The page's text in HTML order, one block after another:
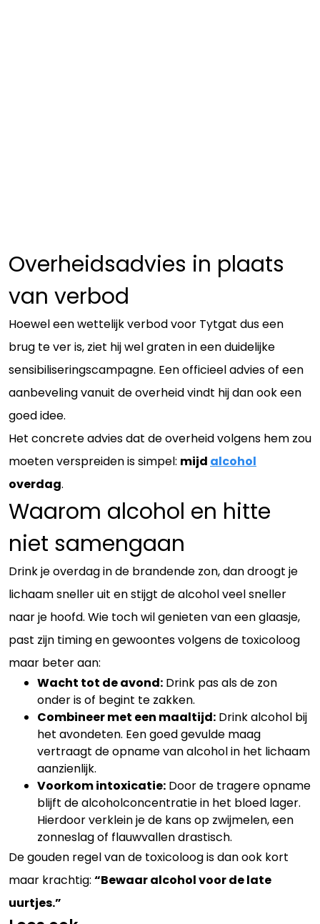
Overheidsadvies in plaats
van verbod
Hoewel een wettelijk verbod voor Tytgat dus een
brug te ver is, ziet hij wel graten in een duidelijke
sensibiliseringscampagne. Een officieel advies of een
aanbeveling vanuit de overheid vindt hij dan ook een
goed idee.
Het concrete advies dat de overheid volgens hem zou
moeten verspreiden is simpel: mijd alcohol
overdag.
Waarom alcohol en hitte
niet samengaan
Drink je overdag in de brandende zon, dan droogt je
lichaam sneller uit en stijgt de alcohol veel sneller
naar je hoofd. Wie toch wil genieten van een glaasje,
past zijn timing en gewoontes volgens de toxicoloog
maar beter aan:
Wacht tot de avond: Drink pas als de zon
onder is of begint te zakken.
Combineer met een maaltijd: Drink alcohol bij
het avondeten. Een goed gevulde maag
vertraagt de opname van alcohol in het lichaam
aanzienlijk.
Voorkom intoxicatie: Door de tragere opname
blijft de alcoholconcentratie in het bloed lager.
Hierdoor verklein je de kans op zwijmelen, een
zonneslag of flauwvallen drastisch.
De gouden regel van de toxicoloog is dan ook kort
maar krachtig: “Bewaar alcohol voor de late
uurtjes.”